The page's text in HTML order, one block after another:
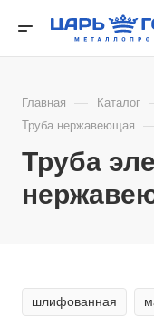
Главная — Каталог
Труба нержавеющая
Труба
шлифованная